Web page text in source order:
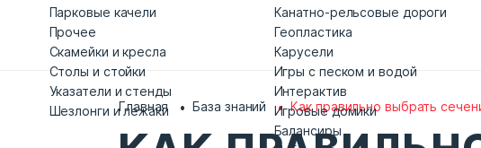
Парковые качели
Прочее
Скамейки и кресла
Столы и стойки
Указатели и стенды
Шезлонги и лежаки
Канатно-рельсовые дороги
Геопластика
Карусели
Игры с песком и водой
Интерактив
Игровые домики
Балансиры
Главная База знаний Как правильно выбрать